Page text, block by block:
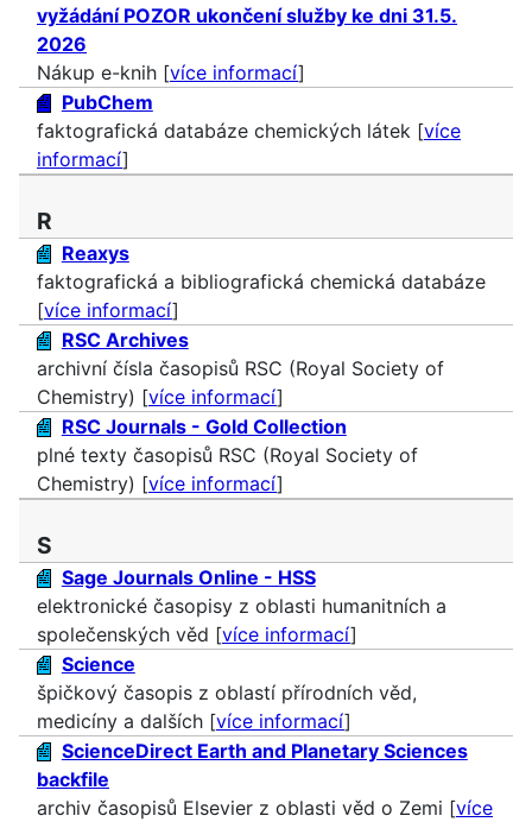
vyžádání POZOR ukončení služby ke dni 31.5.
2026
Nákup e-knih [více informací]
PubChem
faktografická databáze chemických látek [více
informací]
R
Reaxys
faktografická a bibliografická chemická databáze
[více informací]
RSC Archives
archivní čísla časopisů RSC (Royal Society of
Chemistry) [více informací]
RSC Journals - Gold Collection
plné texty časopisů RSC (Royal Society of
Chemistry) [více informací]
S
Sage Journals Online - HSS
elektronické časopisy z oblasti humanitních a
společenských věd [více informací]
Science
špičkový časopis z oblastí přírodních věd,
medicíny a dalších [více informací]
ScienceDirect Earth and Planetary Sciences
backfile
archiv časopisů Elsevier z oblasti věd o Zemi [více